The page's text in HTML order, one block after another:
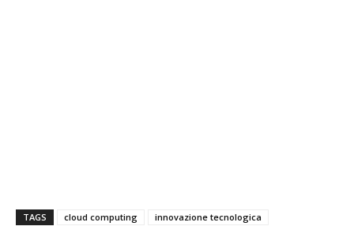
TAGS cloud computing innovazione tecnologica